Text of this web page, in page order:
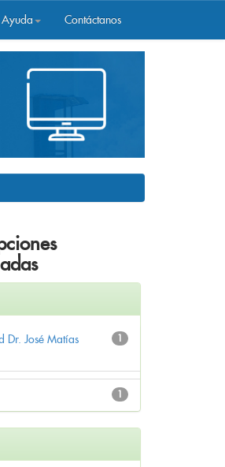
Ayuda Contáctanos
1
Dr. José Matías
1